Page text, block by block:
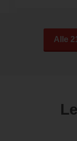
Alle